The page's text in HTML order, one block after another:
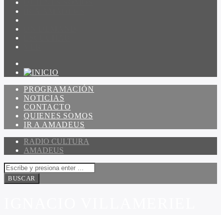
PROGRAMACIÓN
NOTICIAS
CONTACTO
QUIENES SOMOS
IR A AMADEUS
RADIO CULTURA
AMADEUS